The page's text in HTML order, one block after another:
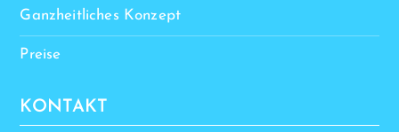
Ganzheitliches Konzept
Preise
KONTAKT